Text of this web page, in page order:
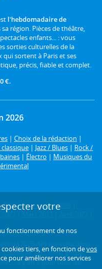
l'hebdomadaire de
région. Pièces de théâtre,
enfants... : vous
sorties culturelles de la
qui sortent à Paris et ses
précis, fiable et complet.
€.
2026
| Choix de la rédaction |
| Jazz / Blues | Rock /
| Électro | Musiques du
2026|Novembre 2026
2026 des concerts dans
jazz, rock, gospel,
: il y en a pour tous les
votre
fonctionnement de nos
cookies tiers, en fonction devos
pour améliorer nos services